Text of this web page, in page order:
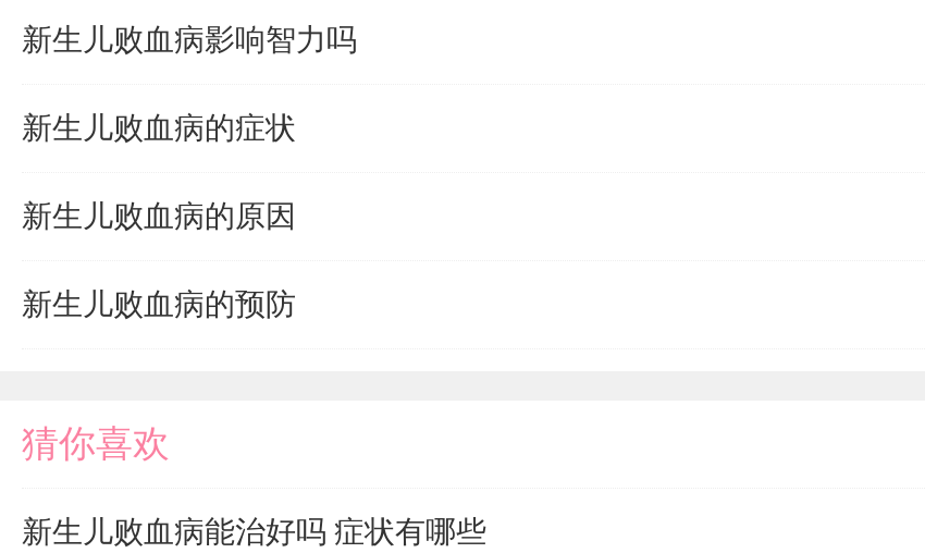
新生儿败血病影响智力吗
新生儿败血病的症状
新生儿败血病的原因
新生儿败血病的预防
猜你喜欢
新生儿败血病能治好吗 症状有哪些